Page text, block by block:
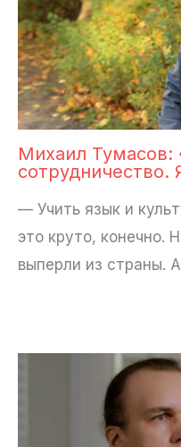
Михаил
сотрудничество.
— Учить язык и
это круто, конечно.
выперли из страны.